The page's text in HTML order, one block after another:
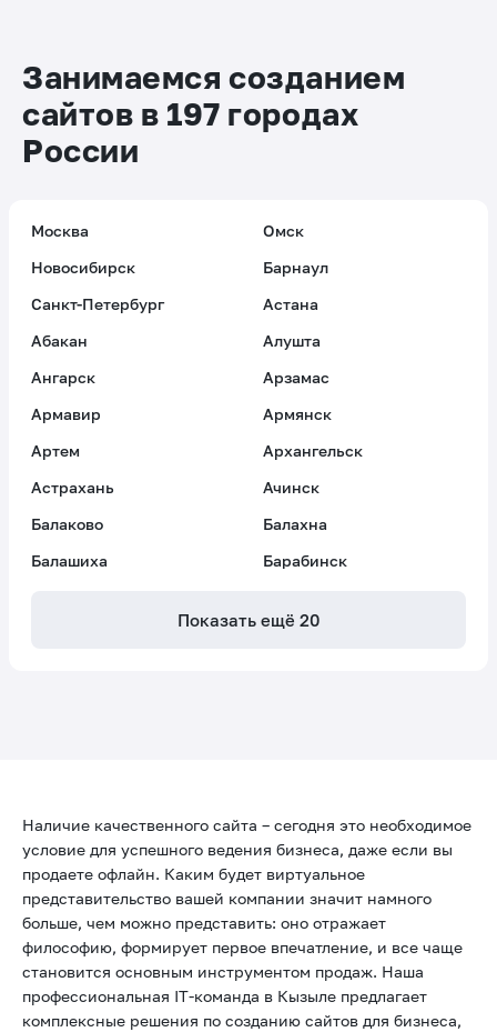
Занимаемся созданием
сайтов в 197 городах
России
Москва
Омск
Новосибирск
Барнаул
Санкт-Петербург
Астана
Абакан
Алушта
Ангарск
Арзамас
Армавир
Армянск
Артем
Архангельск
Астрахань
Ачинск
Балаково
Балахна
Балашиха
Барабинск
Показать ещё 20
Наличие качественного сайта – сегодня это необходимое
условие для успешного ведения бизнеса, даже если вы
продаете офлайн. Каким будет виртуальное
представительство вашей компании значит намного
больше, чем можно представить: оно отражает
философию, формирует первое впечатление, и все чаще
становится основным инструментом продаж. Наша
профессиональная IT-команда в Кызыле предлагает
комплексные решения по созданию сайтов для бизнеса,